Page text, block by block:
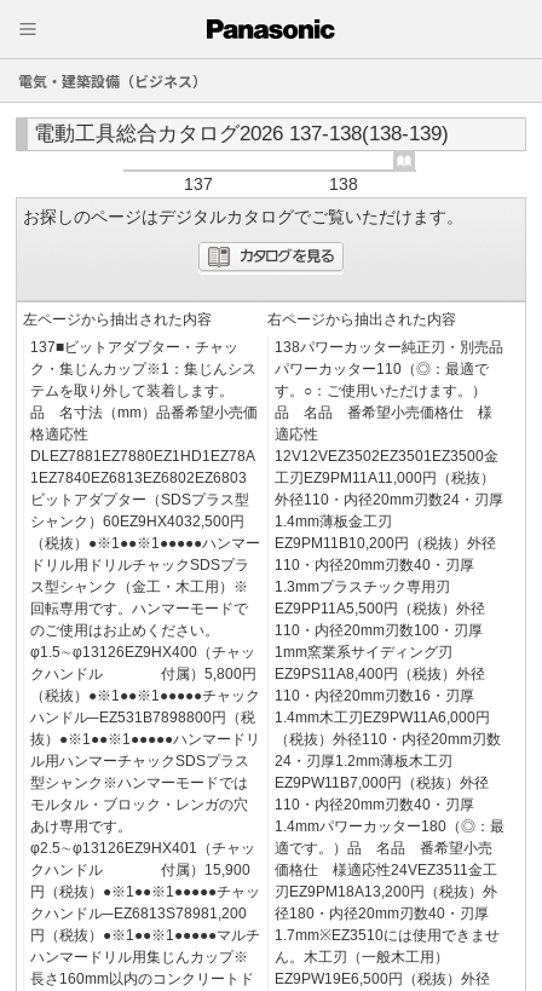
電気・建築設備（ビジネス）
電動工具総合カタログ2026 137-138(138-139)
137
138
お探しのページはデジタルカタログでご覧いただけます。
左ページから抽出された内容
137■ビットアダプター・チャッ
ク・集じんカップ※1：集じんシス
テムを取り外して装着します。
品 名寸法（mm）品番希望小売価
格適応性
DLEZ7881EZ7880EZ1HD1EZ78A
1EZ7840EZ6813EZ6802EZ6803
ビットアダプター（SDSプラス型
シャンク）60EZ9HX4032,500円
（税抜）●※1●●※1●●●●●ハンマー
ドリル用ドリルチャックSDSプラ
ス型シャンク（金工・木工用）※
回転専用です。ハンマーモードで
のご使用はお止めください。
φ1.5∼φ13126EZ9HX400（チャッ
クハンドル 付属）5,800円
（税抜）●※1●●※1●●●●●チャック
ハンドル─EZ531B7898800円（税
抜）●※1●●※1●●●●●ハンマードリ
ル用ハンマーチャックSDSプラス
型シャンク※ハンマーモードでは
モルタル・ブロック・レンガの穴
あけ専用です。
φ2.5∼φ13126EZ9HX401（チャッ
クハンドル 付属）15,900
円（税抜）●※1●●※1●●●●●チャッ
クハンドル─EZ6813S78981,200
円（税抜）●※1●●※1●●●●●マルチ
ハンマードリル用集じんカップ※
長さ160mm以内のコンクリートド
右ページから抽出された内容
138パワーカッター純正刃・別売品
パワーカッター110（◎：最適で
す。○：ご使用いただけます。）
品 名品 番希望小売価格仕 様
適応性
12V12VEZ3502EZ3501EZ3500金
工刃EZ9PM11A11,000円（税抜）
外径110・内径20mm刃数24・刃厚
1.4mm薄板金工刃
EZ9PM11B10,200円（税抜）外径
110・内径20mm刃数40・刃厚
1.3mmプラスチック専用刃
EZ9PP11A5,500円（税抜）外径
110・内径20mm刃数100・刃厚
1mm窯業系サイディング刃
EZ9PS11A8,400円（税抜）外径
110・内径20mm刃数16・刃厚
1.4mm木工刃EZ9PW11A6,000円
（税抜）外径110・内径20mm刃数
24・刃厚1.2mm薄板木工刃
EZ9PW11B7,000円（税抜）外径
110・内径20mm刃数40・刃厚
1.4mmパワーカッター180（◎：最
適です。）品 名品 番希望小売
価格仕 様適応性24VEZ3511金工
刃EZ9PM18A13,200円（税抜）外
径180・内径20mm刃数40・刃厚
1.7mm※EZ3510には使用できませ
ん。木工刃（一般木工用）
EZ9PW19E6,500円（税抜）外径